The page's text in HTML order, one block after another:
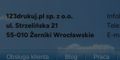
Obsługa klienta Blog Praca